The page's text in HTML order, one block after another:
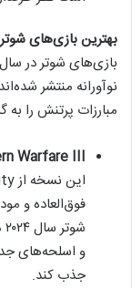
بهترین بازی‌های شوتر و
نوآورانه منتشر
مبارزات پرتنش را به
Warfare III
فوق‌العاده و
و اسلحه‌های
جذب کند.